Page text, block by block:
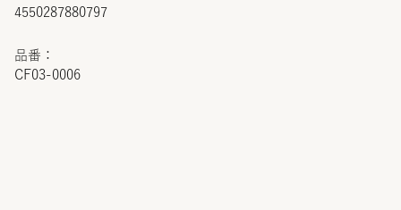
4550287880797
品番：
CF03-0006